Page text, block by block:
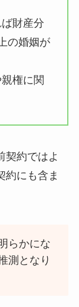
財産分
の婚姻が
権に関
契約ではよ
約にも含ま
らかにな
測となり